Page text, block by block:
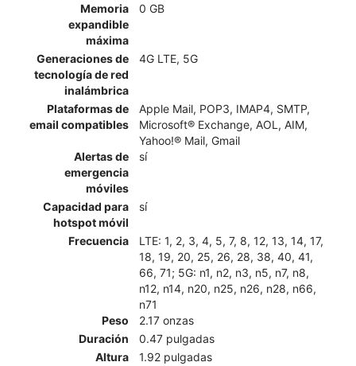
Memoria
expandible
máxima
0 GB
Generaciones de
tecnología de red
inalámbrica
4G LTE, 5G
Plataformas de
email compatibles
Apple Mail, POP3, IMAP4, SMTP,
Microsoft® Exchange, AOL, AIM,
Yahoo!® Mail, Gmail
Alertas de
emergencia
móviles
sí
Capacidad para
hotspot móvil
sí
Frecuencia
LTE: 1, 2, 3, 4, 5, 7, 8, 12, 13, 14, 17,
18, 19, 20, 25, 26, 28, 38, 40, 41,
66, 71; 5G: n1, n2, n3, n5, n7, n8,
n12, n14, n20, n25, n26, n28, n66,
n71
Peso
2.17 onzas
Duración
0.47 pulgadas
Altura
1.92 pulgadas